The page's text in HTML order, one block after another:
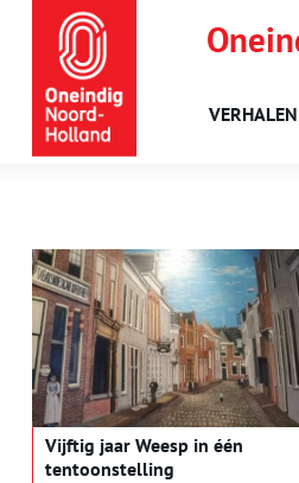
VERHALEN
Vijftig jaar Weesp in één
tentoonstelling